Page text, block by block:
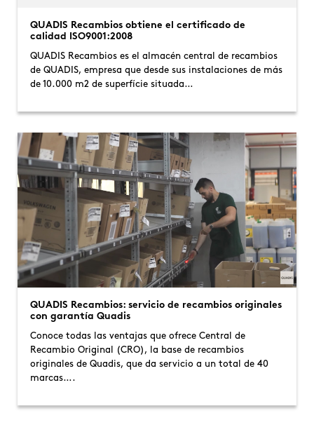
QUADIS Recambios obtiene el certificado de
calidad ISO9001:2008
QUADIS Recambios es el almacén central de recambios
de QUADIS, empresa que desde sus instalaciones de más
de 10.000 m2 de superfície situada…
QUADIS Recambios: servicio de recambios originales
con garantía Quadis
Conoce todas las ventajas que ofrece Central de
Recambio Original (CRO), la base de recambios
originales de Quadis, que da servicio a un total de 40
marcas….